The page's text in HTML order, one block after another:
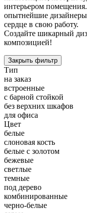
интерьером
опытнейшие
сердце в свою работу.
Создайте шикарный
композицией!
Закрыть фильтр
Тип
на заказ
встроенные
с барной стойкой
без верхних шкафов
для офиса
Цвет
белые
слоновая кость
белые с золотом
бежевые
светлые
темные
под дерево
комбинированные
черно-белые